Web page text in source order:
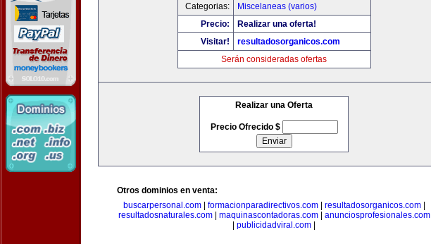
Categorias:
Miscelaneas (varios)
Precio:
Realizar una oferta!
Visitar!
resultadosorganicos.com
Serán consideradas ofertas
Realizar una Oferta
Precio Ofrecido $
Otros dominios en venta:
buscarpersonal.com| formacionparadirectivos.com| resultadosorganicos.com|
resultadosnaturales.com| maquinascontadoras.com| anunciosprofesionales.com
publicidadviral.com